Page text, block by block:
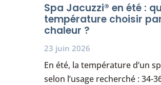
Spa Jacuzzi® en été :
température choisir
chaleur ?
23 juin 2026
En été, la température d’un
selon l’usage recherché : 34-